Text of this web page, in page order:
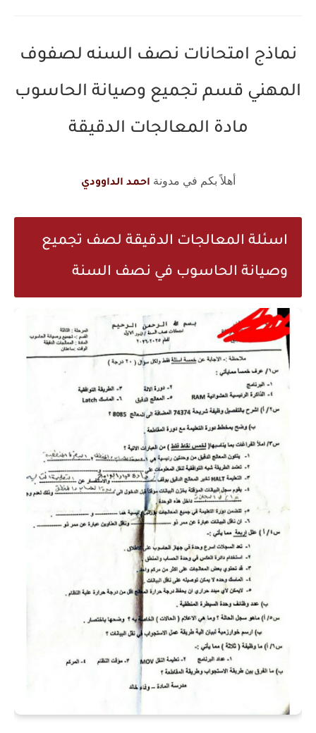
نماذج امتحانات نصف السنه لصفوف
المهني قسم تجميع وصيانة الحاسوب
مادة المعالجات الدقيقة
أهلاً بكم في مدونة احمد الداوودي
اسئلة المعالجات الدقيقة لصف تجميع
وصيانة الحاسوب في نصف السنة